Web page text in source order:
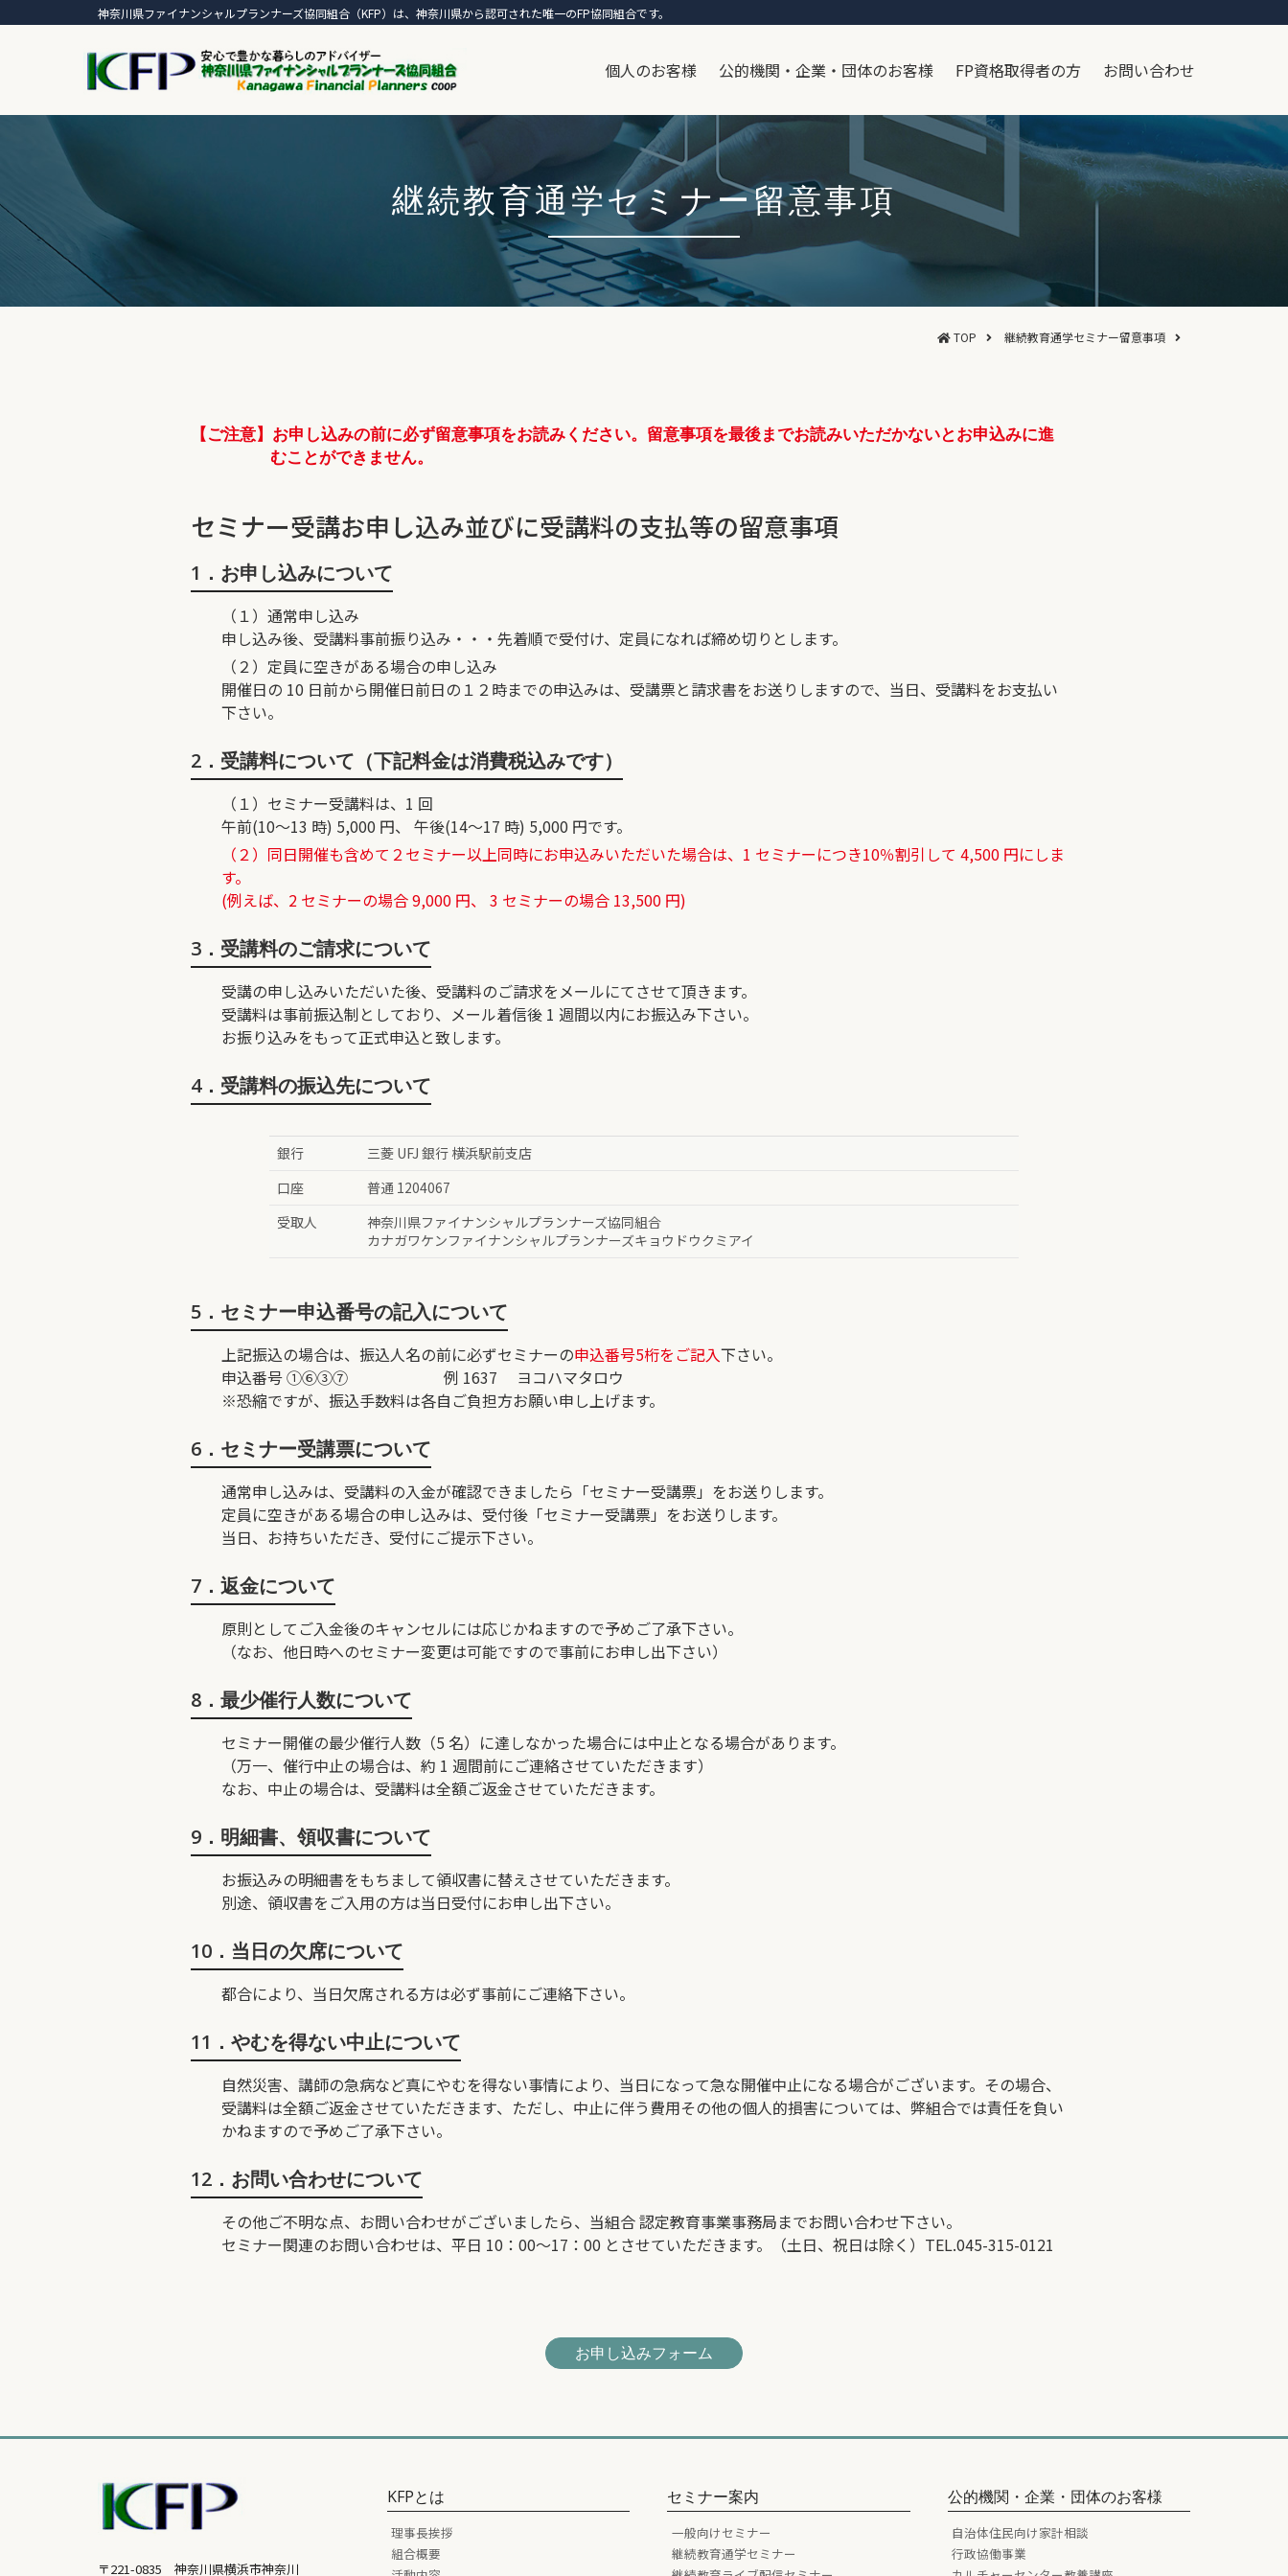
神奈川県ファイナンシャルプランナーズ協同組合（KFP）は、神奈川県から認可された唯一のFP協同組合です。
個人のお客様 公的機関・企業・団体のお客様 FP資格取得者の方 お問い合わせ
継続教育通学セミナー留意事項
TOP 継続教育通学セミナー留意事項
【ご注意】お申し込みの前に必ず留意事項をお読みください。留意事項を最後までお読みいただかないとお申込みに進
むことができません。
セミナー受講お申し込み並びに受講料の支払等の留意事項
1．お申し込みについて
（１）通常申し込み
申し込み後、受講料事前振り込み・・・先着順で受付け、定員になれば締め切りとします。
（２）定員に空きがある場合の申し込み
開催日の 10 日前から開催日前日の１２時までの申込みは、受講票と請求書をお送りしますので、当日、受講料をお支払い
下さい。
2．受講料について（下記料金は消費税込みです）
（１）セミナー受講料は、1 回
午前(10～13 時) 5,000 円、 午後(14～17 時) 5,000 円です。
（２）同日開催も含めて２セミナー以上同時にお申込みいただいた場合は、1 セミナーにつき10％割引して 4,500 円にしま
す。
(例えば、2 セミナーの場合 9,000 円、 3 セミナーの場合 13,500 円)
3．受講料のご請求について
受講の申し込みいただいた後、受講料のご請求をメールにてさせて頂きます。
受講料は事前振込制としており、メール着信後 1 週間以内にお振込み下さい。
お振り込みをもって正式申込と致します。
4．受講料の振込先について
銀行
三菱 UFJ 銀行 横浜駅前支店
口座
普通 1204067
受取人
神奈川県ファイナンシャルプランナーズ協同組合
カナガワケンファイナンシャルプランナーズキョウドウクミアイ
5．セミナー申込番号の記入について
上記振込の場合は、振込人名の前に必ずセミナーの申込番号5桁をご記入下さい。
申込番号 ①⑥③⑦ 例 1637 ヨコハマタロウ
※恐縮ですが、振込手数料は各自ご負担方お願い申し上げます。
6．セミナー受講票について
通常申し込みは、受講料の入金が確認できましたら「セミナー受講票」をお送りします。
定員に空きがある場合の申し込みは、受付後「セミナー受講票」をお送りします。
当日、お持ちいただき、受付にご提示下さい。
7．返金について
原則としてご入金後のキャンセルには応じかねますので予めご了承下さい。
（なお、他日時へのセミナー変更は可能ですので事前にお申し出下さい）
8．最少催行人数について
セミナー開催の最少催行人数（5 名）に達しなかった場合には中止となる場合があります。
（万一、催行中止の場合は、約 1 週間前にご連絡させていただきます）
なお、中止の場合は、受講料は全額ご返金させていただきます。
9．明細書、領収書について
お振込みの明細書をもちまして領収書に替えさせていただきます。
別途、領収書をご入用の方は当日受付にお申し出下さい。
10．当日の欠席について
都合により、当日欠席される方は必ず事前にご連絡下さい。
11．やむを得ない中止について
自然災害、講師の急病など真にやむを得ない事情により、当日になって急な開催中止になる場合がございます。その場合、
受講料は全額ご返金させていただきます、ただし、中止に伴う費用その他の個人的損害については、弊組合では責任を負い
かねますので予めご了承下さい。
12．お問い合わせについて
その他ご不明な点、お問い合わせがございましたら、当組合 認定教育事業事務局までお問い合わせ下さい。
セミナー関連のお問い合わせは、平日 10：00～17：00 とさせていただきます。（土日、祝日は除く）TEL.045-315-0121
お申し込みフォーム
〒221-0835 神奈川県横浜市神奈川
KFPとは
理事長挨拶
組合概要
セミナー案内
一般向けセミナー
継続教育通学セミナー
公的機関・企業・団体のお客様
自治体住民向け家計相談
行政協働事業